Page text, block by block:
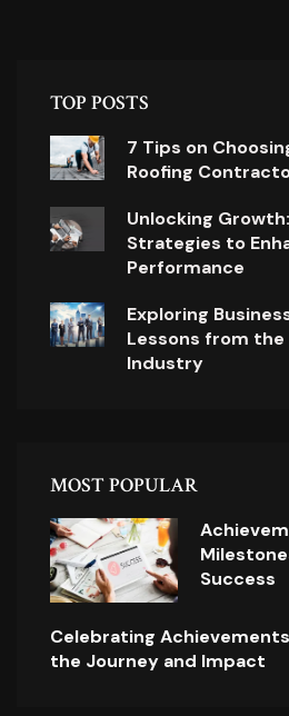
TOP POSTS
7 Tips on
Roofing
Unlocking
Strategies to
Performance
Exploring
Lessons from
Industry
MOST POPULAR
Success
Celebrating
the Journey and Impact